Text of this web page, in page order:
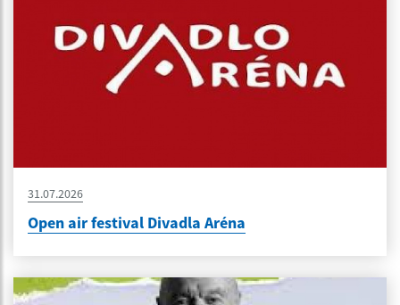
31.07.2026
Open air festival Divadla Aréna